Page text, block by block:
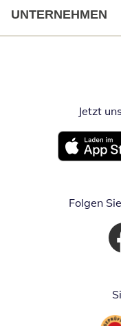
UNTERNEHMEN
Jetzt
Öffnet in
Folgen